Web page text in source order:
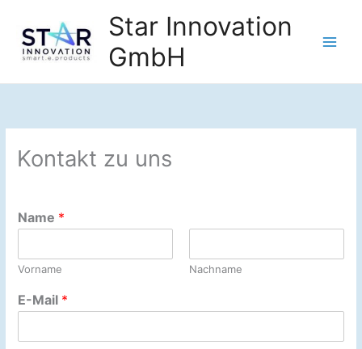
Inhalt
springen
Star Innovation
GmbH
Kontakt zu uns
Name *
Vorname Nachname
E-Mail *